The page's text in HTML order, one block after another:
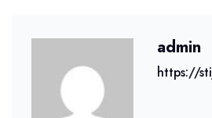
admin
https://